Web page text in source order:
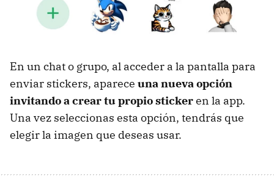
En un chat o grupo, al acceder a la pantalla para
enviar stickers, aparece una nueva opción
invitando a crear tu propio stickeren la app.
Una vez seleccionas esta opción, tendrás que
elegir la imagen que deseas usar.